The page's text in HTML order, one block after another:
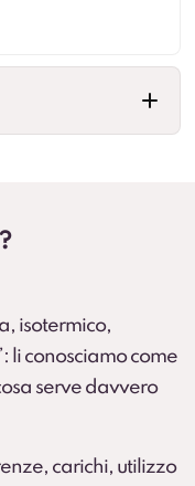
a landing.
prolungato
isotermico,
li conosciamo come
serve davvero
carichi, utilizzo